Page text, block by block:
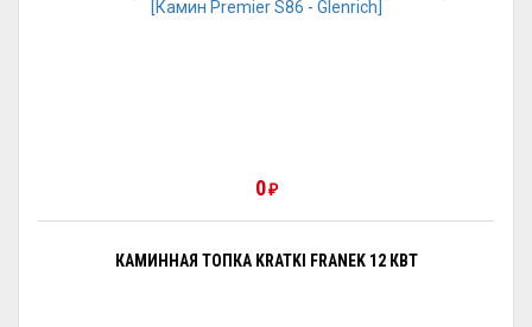
0 ₽
КАМИННАЯ ТОПКА KRATKI FRANEK 12 КВТ